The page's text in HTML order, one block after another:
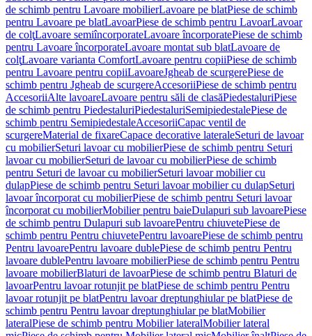
de schimb pentru Lavoare mobilierLavoare pe blatPiese de schimb
pentru Lavoare pe blatLavoarPiese de schimb pentru LavoarLavoar
de colţLavoare semiîncorporateLavoare încorporatePiese de schimb
pentru Lavoare încorporateLavoare montat sub blatLavoare de
colţLavoare varianta ComfortLavoare pentru copiiPiese de schimb
pentru Lavoare pentru copiiLavoareJgheab de scurgerePiese de
schimb pentru Jgheab de scurgereAccesoriiPiese de schimb pentru
AccesoriiAlte lavoareLavoare pentru săli de clasăPiedestaluriPiese
de schimb pentru PiedestaluriPiedestaluriSemipiedestalePiese de
schimb pentru SemipiedestaleAccesoriiCapac ventil de
scurgereMaterial de fixareCapace decorative lateraleSeturi de lavoar
cu mobilierSeturi lavoar cu mobilierPiese de schimb pentru Seturi
lavoar cu mobilierSeturi de lavoar cu mobilierPiese de schimb
pentru Seturi de lavoar cu mobilierSeturi lavoar mobilier cu
dulapPiese de schimb pentru Seturi lavoar mobilier cu dulapSeturi
lavoar încorporat cu mobilierPiese de schimb pentru Seturi lavoar
încorporat cu mobilierMobilier pentru baieDulapuri sub lavoarePiese
de schimb pentru Dulapuri sub lavoarePentru chiuvetePiese de
schimb pentru Pentru chiuvetePentru lavoarePiese de schimb pentru
Pentru lavoarePentru lavoare dublePiese de schimb pentru Pentru
lavoare dublePentru lavoare mobilierPiese de schimb pentru Pentru
lavoare mobilierBlaturi de lavoarPiese de schimb pentru Blaturi de
lavoarPentru lavoar rotunjit pe blatPiese de schimb pentru Pentru
lavoar rotunjit pe blatPentru lavoar dreptunghiular pe blatPiese de
schimb pentru Pentru lavoar dreptunghiular pe blatMobilier
lateralPiese de schimb pentru Mobilier lateralMobilier lateral